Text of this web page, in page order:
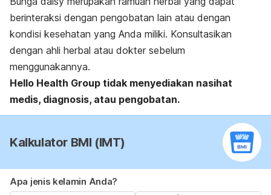
berinteraksi dengan pengobatan lain atau dengan
kondisi kesehatan yang Anda miliki. Konsultasikan
dengan ahli herbal atau dokter sebelum
menggunakannya.
Hello Health Group tidak menyediakan nasihat
medis, diagnosis, atau pengobatan.
Kalkulator BMI (IMT)
Apa jenis kelamin Anda?